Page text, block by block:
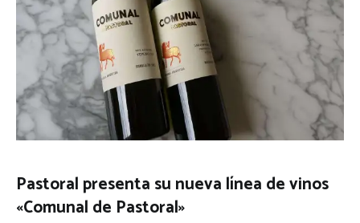
Pastoral presenta su nueva línea de vinos
«Comunal de Pastoral»